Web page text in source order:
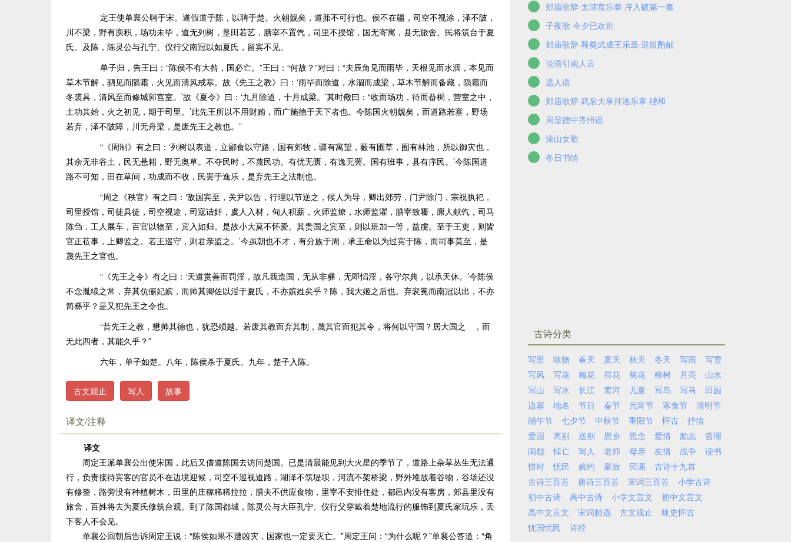
定王使单襄公聘于宋。遂假道于陈，以聘于楚。火朝觌矣，道茀不可行也。侯不在疆，司空不视涂，泽不陂，
川不梁，野有庾积，场功未毕，道无列树，垦田若艺，膳宰不置饩，司里不授馆，国无寄寓，县无旅舍。民将筑台于夏
氏。及陈，陈灵公与孔宁、仪行父南冠以如夏氏，留宾不见。
单子归，告王曰：“陈侯不有大咎，国必亡。”王曰：“何故？”对曰：“夫辰角见而雨毕，天根见而水涸，本见而
草木节解，驷见而陨霜，火见而清风戒寒。故《先王之教》曰：‘雨毕而除道，水涸而成梁，草木节解而备藏，陨霜而
冬裘具，清风至而修城郭宫室。’故《夏令》曰：‘九月除道，十月成梁。’其时儆曰：“收而场功，待而畚梮，营室之中，
土功其始，火之初见，期于司里。’此先王所以不用财贿，而广施德于天下者也。今陈国火朝觌矣，而道路若塞，野场
若弃，泽不陂障，川无舟梁，是废先王之教也。”
“《周制》有之曰：‘列树以表道，立鄙食以守路，国有郊牧，疆有寓望，薮有圃草，囿有林池，所以御灾也，
其余无非谷土，民无悬耜，野无奥草。不夺民时，不蔑民功。有优无匮，有逸无罢。国有班事，县有序民。’今陈国道
路不可知，田在草间，功成而不收，民罢于逸乐，是弃先王之法制也。
“周之《秩官》有之曰：‘敌国宾至，关尹以告，行理以节逆之，候人为导，卿出郊劳，门尹除门，宗祝执祀，
司里授馆，司徒具徒，司空视途，司寇诘奸，虞人入材，甸人积薪，火师监燎，水师监濯，膳宰致饔，廪人献饩，司马
陈刍，工人展车，百官以物至，宾入如归。是故小大莫不怀爱。其贵国之宾至，则以班加一等，益虔。至于王吏，则皆
官正莅事，上卿监之。若王巡守，则君亲监之。’今虽朝也不才，有分族于周，承王命以为过宾于陈，而司事莫至，是
蔑先王之官也。
“《先王之令》有之曰：‘天道赏善而罚淫，故凡我造国，无从非彝，无即慆淫，各守尔典，以承天休。’今陈侯
不念胤续之常，弃其伉俪妃嫔，而帅其卿佐以淫于夏氏，不亦嫔姓矣乎？陈，我大姬之后也。弃衮冕而南冠以出，不亦
简彝乎？是又犯先王之令也。
“昔先王之教，懋帅其德也，犹恐殒越。若废其教而弃其制，蔑其官而犯其令，将何以守国？居大国之 ，而
无此四者，其能久乎？”
六年，单子如楚。八年，陈侯杀于夏氏。九年，楚子入陈。
古文观止 写人 故事
译文/注释
译文
周定王派单襄公出使宋国，此后又借道陈国去访问楚国。已是清晨能见到大火星的季节了，道路上杂草丛生无法通
行，负责接待宾客的官员不在边境迎候，司空不巡视道路，湖泽不筑堤坝，河流不架桥梁，野外堆放着谷物，谷场还没
有修整，路旁没有种植树木，田里的庄稼稀稀拉拉，膳夫不供应食物，里宰不安排住处，都邑内没有客房，郊县里没有
旅舍，百姓将去为夏氏修筑台观。到了陈国都城，陈灵公与大臣孔宁、仪行父穿戴着楚地流行的服饰到夏氏家玩乐，丢
下客人不会见。
单襄公回朝后告诉周定王说：“陈侯如果不遭凶灾，国家也一定要灭亡。”周定王问：“为什么呢？”单襄公答道：“角
郊庙歌辞·太清宫乐章·序入破第一奏
子夜歌·今夕已欢别
郊庙歌辞·释奠武成王乐章·迎俎酌献
论语引南人言
选人语
郊庙歌辞·武后大享拜洛乐章·禋和
周显德中齐州谣
涂山女歌
冬日书情
古诗分类
写景 咏物 春天 夏天 秋天 冬天 写雨
写雪
写风
写花 梅花 荷花 菊花 柳树 月亮
山水
写山
写水 长江 黄河 儿童 写鸟 写马
田园
边塞
地名 节日 春节 元宵节 寒食节
清明节
端午节
七夕节 中秋节 重阳节 怀古
抒情
爱国
离别 送别 思乡 思念 爱情 励志
哲理
闺怨
悼亡 写人 老师 母亲 友情 战争
读书
惜时
忧民 婉约 豪放 民谣
古诗十九首
古诗三百首
唐诗三百首 宋词三百首
小学古诗
初中古诗
高中古诗 小学文言文
初中文言文
高中文言文
宋词精选 古文观止
咏史怀古
忧国忧民
诗经